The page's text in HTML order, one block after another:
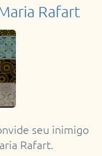
Rafart
seu inimigo
Rafart.